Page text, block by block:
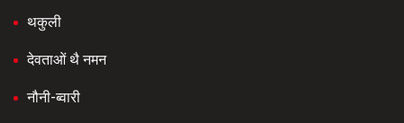
थकुली
देवताओं थै नमन
नौनी-ब्वारी